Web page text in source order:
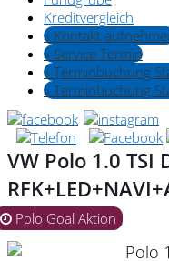
Kreditvergleich
» Kontakt
» Service Termin
» Terminbuchung
» Terminbuchung
VW Polo 1.0 TSI
Polo Goal Aktion